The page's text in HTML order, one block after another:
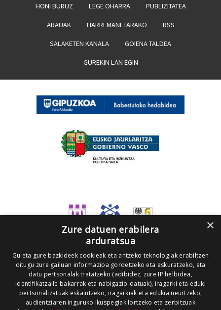
HONI BURUZ LEGE OHARRA PUBLIZITATEA
ARAUAK HARREMANETARAKO RSS
SALAKETEN KANALA GOIENA TALDEA
GUREKIN LAN EGIN
×
Zure datuen erabilera
arduratsua
Gu eta gure bazkideek cookieak eta antzeko teknologiak erabiltzen
ditugu zure gailuan informazioa gordetzeko eta eskuratzeko, eta
datu pertsonalak tratatzeko (adibidez, zure IP helbidea,
identifikatzaile bakarrak eta nabigazio-datuak), iragarki eta eduki
pertsonalizatuak eskaintzeko, iragarkiak eta edukia neurtzeko,
audientziaren inguruko ikuspegiak lortzeko eta zerbitzuak